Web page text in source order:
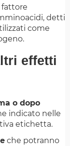
fattore
detti
come
effetti
o dopo
indicato nelle
etichetta.
che potranno